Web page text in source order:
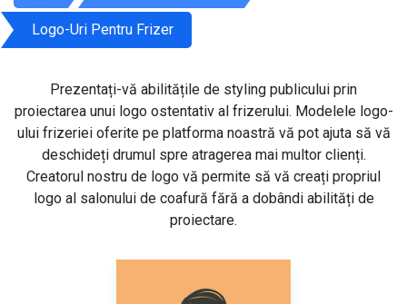
Logo-Uri Pentru Frizer
Prezentați-vă abilitățile de styling publicului prin
proiectarea unui logo ostentativ al frizerului. Modelele logo-
ului frizeriei oferite pe platforma noastră vă pot ajuta să vă
deschideți drumul spre atragerea mai multor clienți.
Creatorul nostru de logo vă permite să vă creați propriul
logo al salonului de coafură fără a dobândi abilități de
proiectare.